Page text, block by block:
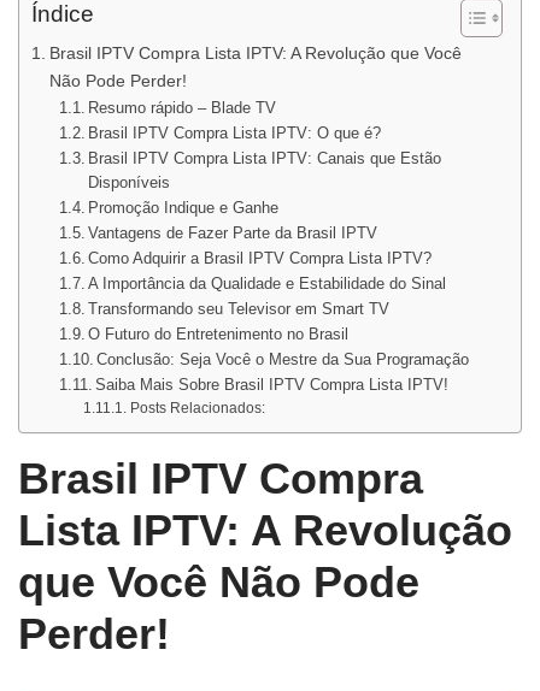
Índice
Brasil IPTV Compra Lista IPTV: A Revolução que Você
Não Pode Perder!
Resumo rápido – Blade TV
Brasil IPTV Compra Lista IPTV: O que é?
Brasil IPTV Compra Lista IPTV: Canais que Estão
Disponíveis
Promoção Indique e Ganhe
Vantagens de Fazer Parte da Brasil IPTV
Como Adquirir a Brasil IPTV Compra Lista IPTV?
A Importância da Qualidade e Estabilidade do Sinal
Transformando seu Televisor em Smart TV
O Futuro do Entretenimento no Brasil
Conclusão: Seja Você o Mestre da Sua Programação
Saiba Mais Sobre Brasil IPTV Compra Lista IPTV!
Posts Relacionados:
Brasil IPTV Compra
Lista IPTV: A Revolução
que Você Não Pode
Perder!